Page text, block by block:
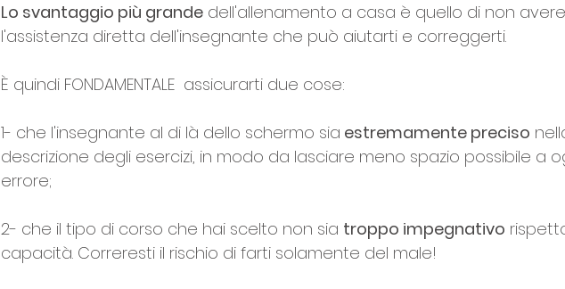
Lo svantaggio più grande dell'allenamento a casa è quello di non avere
l'assistenza diretta dell'insegnante che può aiutarti e correggerti.
È quindi FONDAMENTALE  assicurarti due cose:
1- che l'insegnante al di là dello schermo sia estremamente preciso
descrizione degli esercizi, in modo da lasciare meno spazio possibile a
errore;
2- che il tipo di corso che hai scelto non sia troppo impegnativo
capacità. Correresti il rischio di farti solamente del male!